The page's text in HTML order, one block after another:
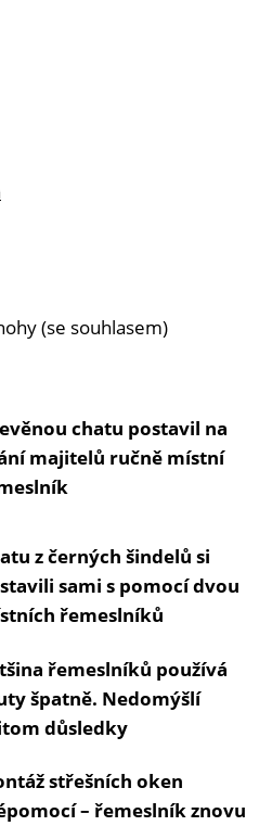
(se souhlasem)
chatu postavil na
majitelů ručně místní
z černých šindelů si
sami s pomocí dvou
řemeslníků
řemeslníků používá
špatně. Nedomýšlí
důsledky
střešních oken
– řemeslník znovu